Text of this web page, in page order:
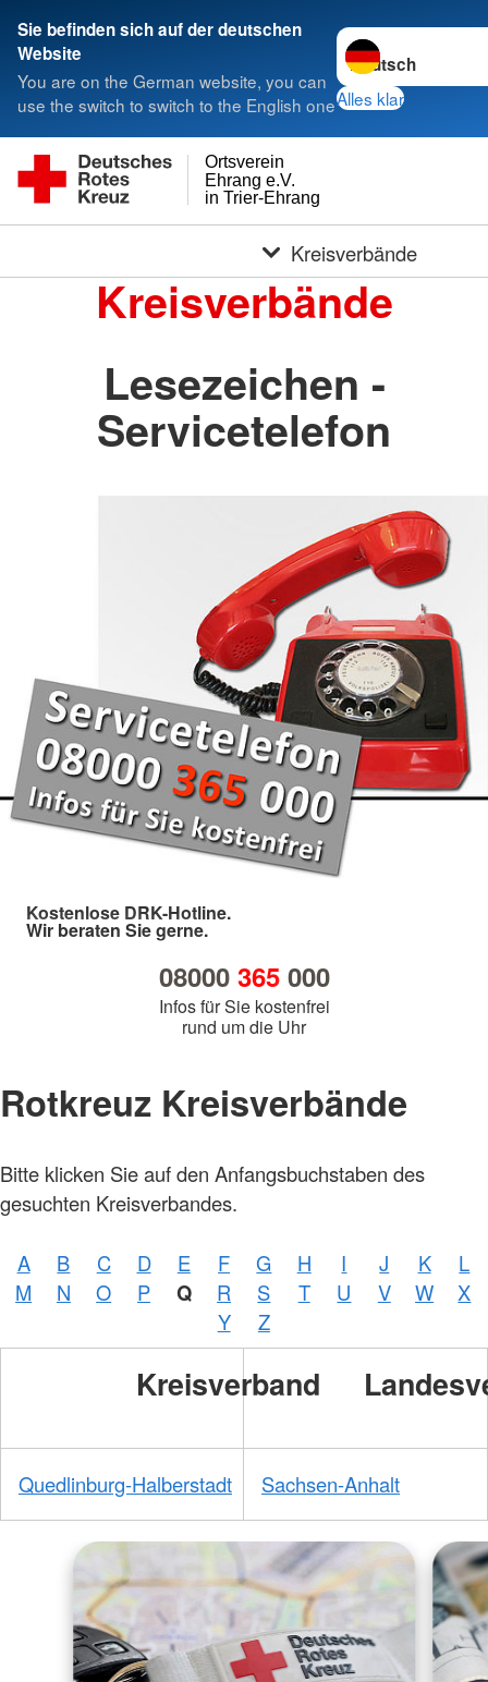
Sie befinden sich auf der deutschen
Website
You are on the German website, you can
use the switch to switch to the English one
Sprache wechseln
Alles klar
in Trier-Ehrang
Ehrang e.V.
Ortsverein
Kreisverbände
Kreisverbände
Lesezeichen -
Servicetelefon
Kostenlose DRK-Hotline.
Wir beraten Sie gerne.
08000 365000
Infos für Sie kostenfrei
rund um die Uhr
Rotkreuz Kreisverbände
Bitte klicken Sie auf den Anfangsbuchstaben des
gesuchten Kreisverbandes.
A B C D E F G H I J K
L
M
N O P Q R S T U V W
X
Y
Z
Kreisverband
Quedlinburg-Halberstadt Sachsen-Anhalt